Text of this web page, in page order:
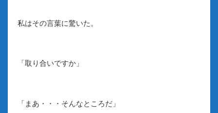
私はその言葉に驚いた。
「取り合いですか」
「まあ・・・そんなところだ」